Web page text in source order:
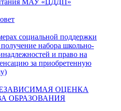
МАУ «ЦДДП»
социальной поддержки
набора школьно-
и право на
за приобретенную
ОЦЕНКА
ОБРАЗОВАНИЯ